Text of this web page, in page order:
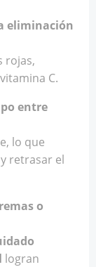
eliminación
rojas,
C.
entre
lo que
retrasar el
o
logran